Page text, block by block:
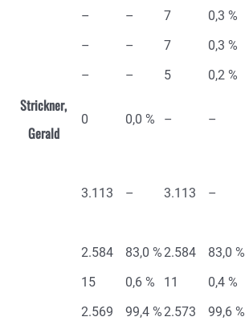
– – 7 0,3 %
– – 7 0,3 %
– – 5 0,2 %
Strickner,
Gerald
0 0,0 % – –
3.113 – 3.113 –
2.584 83,0 % 2.584 83,0 %
15 0,6 % 11 0,4 %
2.569 99,4 % 2.573 99,6 %